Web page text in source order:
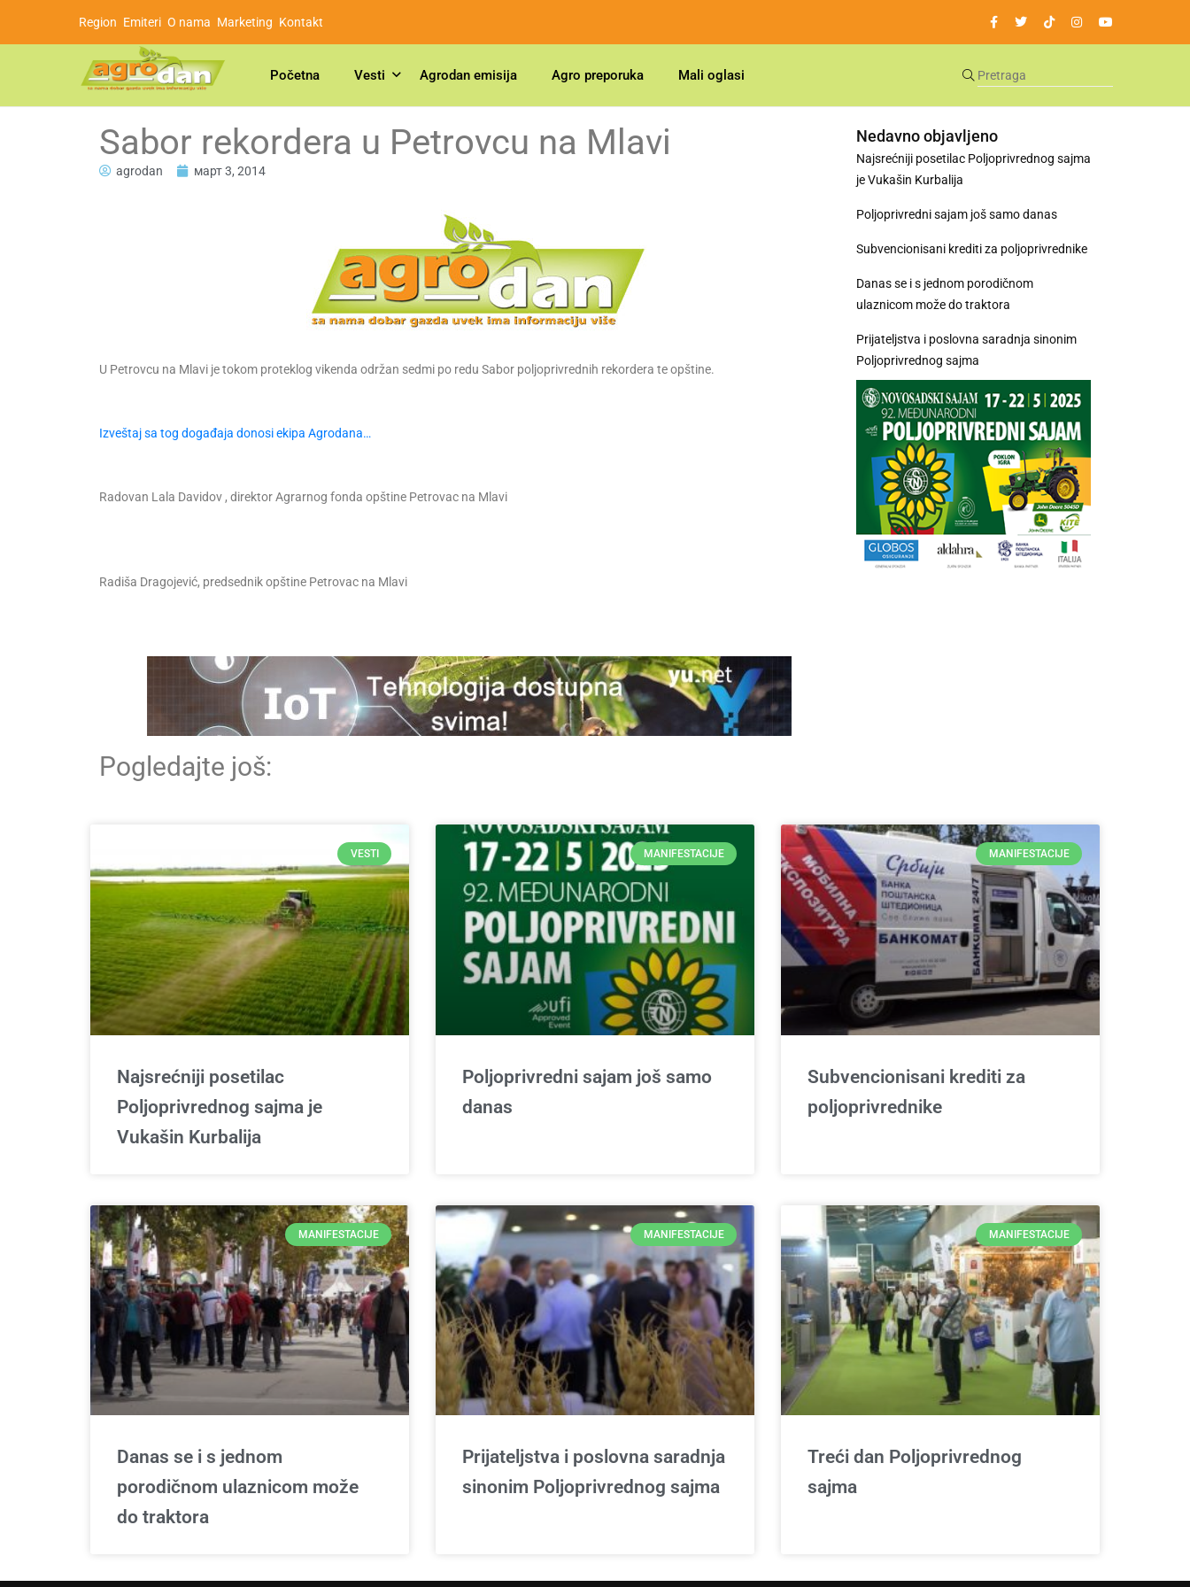
Region Emiteri O nama Marketing Kontakt
Početna Vesti Agrodan emisija Agro preporuka Mali oglasi
Sabor rekordera u Petrovcu na Mlavi
agrodan март 3, 2014
U Petrovcu na Mlavi je tokom proteklog vikenda održan sedmi po redu Sabor poljoprivrednih rekordera te opštine.
Izveštaj sa tog događaja donosi ekipa Agrodana…
Radovan Lala Davidov , direktor Agrarnog fonda opštine Petrovac na Mlavi
Radiša Dragojević, predsednik opštine Petrovac na Mlavi
Pogledajte još:
Nedavno objavljeno
Najsrećniji posetilac Poljoprivrednog sajma
je Vukašin Kurbalija
Poljoprivredni sajam još samo danas
Subvencionisani krediti za poljoprivrednike
Danas se i s jednom porodičnom
ulaznicom može do traktora
Prijateljstva i poslovna saradnja sinonim
Poljoprivrednog sajma
VESTI
Najsrećniji posetilac
Poljoprivrednog sajma je
Vukašin Kurbalija
MANIFESTACIJE
Poljoprivredni sajam još samo
danas
MANIFESTACIJE
Subvencionisani krediti za
poljoprivrednike
MANIFESTACIJE
Danas se i s jednom
porodičnom ulaznicom može
do traktora
MANIFESTACIJE
Prijateljstva i poslovna saradnja
sinonim Poljoprivrednog sajma
MANIFESTACIJE
Treći dan Poljoprivrednog
sajma